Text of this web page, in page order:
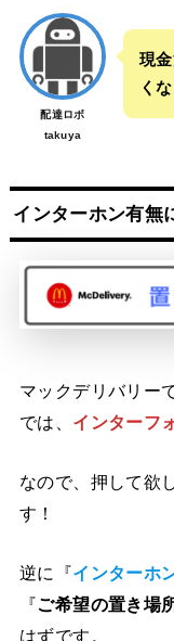
配達ロボ
takuya
現
く
インターホン有無
マックデリバリー
では、 インターフ
なので、押して欲
す！
逆に『インターホ
『ご希望の置き場
はずです。